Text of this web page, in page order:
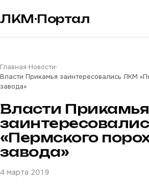
ЛКМ·Портал
Главная›Новости›
Власти Прикамья заинтересовались ЛКМ
завода»
Власти Прикамья
«Пермского
завода»
4 марта 2019